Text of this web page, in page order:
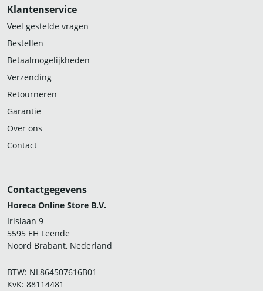
Klantenservice
Veel gestelde vragen
Bestellen
Betaalmogelijkheden
Verzending
Retourneren
Garantie
Over ons
Contact
Contactgegevens
Horeca Online Store B.V.
Irislaan 9
5595 EH Leende
Noord Brabant, Nederland
BTW: NL864507616B01
KvK: 88114481